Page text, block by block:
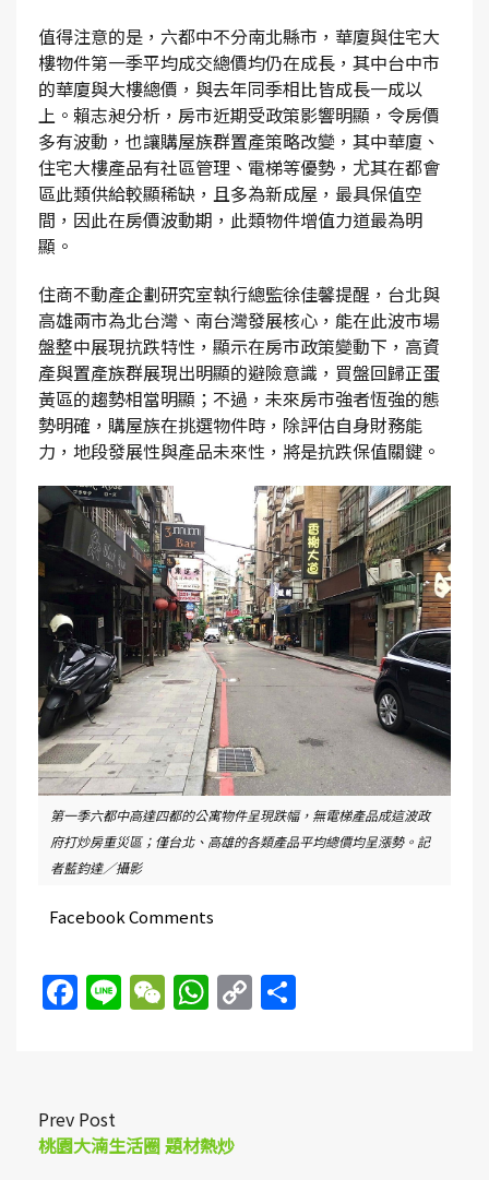
值得注意的是，六都中不分南北縣市，華廈與住宅大
樓物件第一季平均成交總價均仍在成長，其中台中市
的華廈與大樓總價，與去年同季相比皆成長一成以
上。賴志昶分析，房市近期受政策影響明顯，令房價
多有波動，也讓購屋族群置產策略改變，其中華廈、
住宅大樓產品有社區管理、電梯等優勢，尤其在都會
區此類供給較顯稀缺，且多為新成屋，最具保值空
間，因此在房價波動期，此類物件增值力道最為明
顯。
住商不動產企劃研究室執行總監徐佳馨提醒，台北與
高雄兩市為北台灣、南台灣發展核心，能在此波市場
盤整中展現抗跌特性，顯示在房市政策變動下，高資
產與置產族群展現出明顯的避險意識，買盤回歸正蛋
黃區的趨勢相當明顯；不過，未來房市強者恆強的態
勢明確，購屋族在挑選物件時，除評估自身財務能
力，地段發展性與產品未來性，將是抗跌保值關鍵。
第一季六都中高達四都的公寓物件呈現跌幅，無電梯產品成這波政
府打炒房重災區；僅台北、高雄的各類產品平均總價均呈漲勢。記
者藍鈞達／攝影
Facebook Comments
Facebook
LineWeChat
WhatsApp
Copy
Prev Post
桃園大湳生活圈 題材熱炒